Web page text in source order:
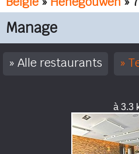
Manage
Alle restaurants
à 3.3